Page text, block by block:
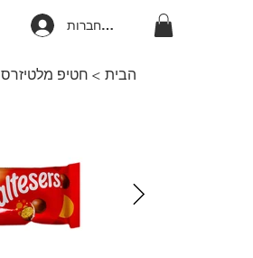
להתחברות
הבית > חטיפ מלטיזרס 37 גר